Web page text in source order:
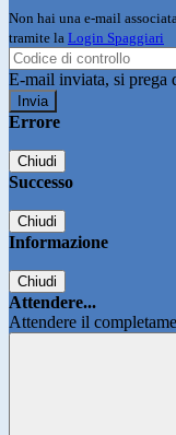
Non hai una e-mail
tramite la Login Spaggiari
E-mail inviata, si prega
Errore
Chiudi
Successo
Chiudi
Informazione
Chiudi
Attendere...
Attendere il